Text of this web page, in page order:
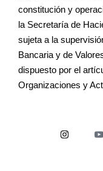
constitución y
la Secretaría de
sujeta a la
Bancaria y de
dispuesto por el
Organizaciones y